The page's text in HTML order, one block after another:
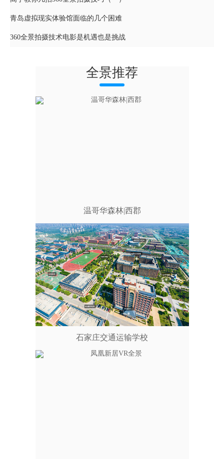
青岛虚拟现实体验馆面临的几个困难
360全景拍摄技术电影是机遇也是挑战
全景推荐
温哥华森林|西郡
石家庄交通运输学校